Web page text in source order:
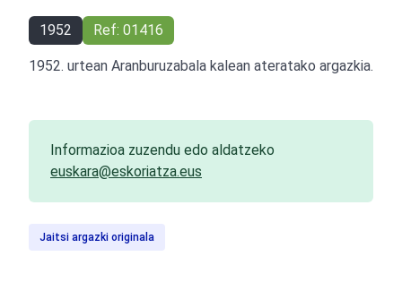
1952 Ref: 01416
1952. urtean Aranburuzabala kalean ateratako argazkia.
Informazioa zuzendu edo aldatzeko
euskara@eskoriatza.eus
Jaitsi argazki originala